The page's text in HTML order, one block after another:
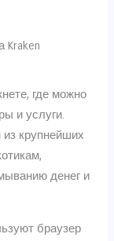
Kraken
где можно
и услуги.
из крупнейших
денег и
браузер